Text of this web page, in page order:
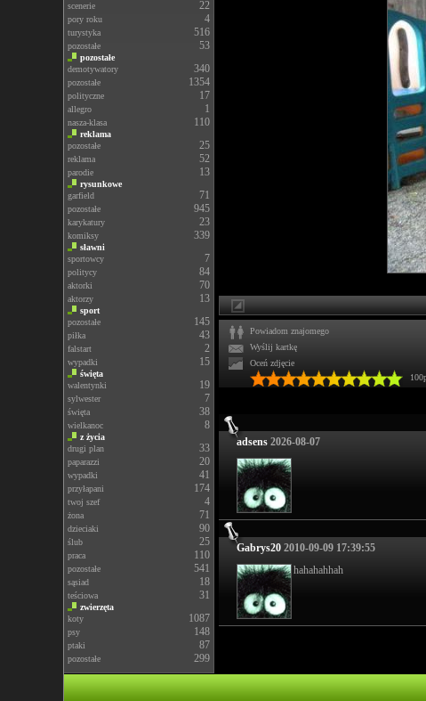
scenerie
22
pory roku 4
turystyka 516
pozostałe 53
pozostałe
demotywatory
340
pozostałe 1354
polityczne 17
allegro 1
nasza-klasa 110
reklama
pozostałe
25
reklama 52
parodie 13
rysunkowe
garfield
71
pozostałe 945
karykatury 23
komiksy 339
sławni
sportowcy
7
politycy 84
aktorki 70
aktorzy 13
sport
pozostałe
145
piłka 43
falstart 2
wypadki 15
święta
walentynki
19
sylwester 7
święta 38
wielkanoc 8
z życia
drugi plan
33
paparazzi 20
wypadki 41
przyłapani 174
twoj szef 4
żona 71
dzieciaki 90
ślub 25
praca 110
pozostałe 541
sąsiad 18
teściowa 31
zwierzęta
koty
1087
psy 148
ptaki 87
pozostałe 299
Powiadom znajomego
Wyślij kartkę
Oceń zdjęcie
adsens 2026-08-07
Gabrys20 2010-09-09 17:39:55
hahahahhah